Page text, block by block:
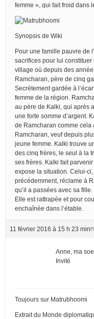
femme », qui fait froid dans
Synopsis de Wiki
Pour une famille pauvre de
sacrifices pour lui
village où depuis des
Ramcharan, père de cinq
Secrètement gardée à
femme de la région.
au père de Kalki, qui après
une forte somme d’argent.
de Ramcharan comme cela
Ramcharan, veuf depuis
jeune femme. Kalki trouve
des cinq frères, le seul à la
ses frères. Kalki fait
expose la situation. Celui-ci,
précédemment, réclame à
qu’il a passées avec sa
Elle est rattrapée et pour
enchaînée dans l’étable.
11 février 2016 à 15 h 23 min
Anne, ma
Invité
Toujours sur Matrubhoomi
Extrait du Monde